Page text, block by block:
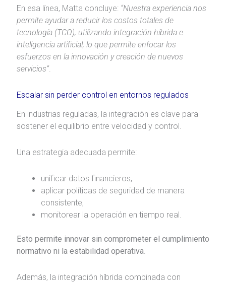
En esa línea, Matta concluye: “Nuestra experiencia nos
permite ayudar a reducir los costos totales de
tecnología (TCO), utilizando integración híbrida e
inteligencia artificial, lo que permite enfocar los
esfuerzos en la innovación y creación de nuevos
servicios”.
Escalar sin perder control en entornos regulados
En industrias reguladas, la integración es clave para
sostener el equilibrio entre velocidad y control.
Una estrategia adecuada permite:
unificar datos financieros,
aplicar políticas de seguridad de manera
consistente,
monitorear la operación en tiempo real.
Esto permite innovar sin comprometer el cumplimiento
normativo ni la estabilidad operativa.
Además, la integración híbrida combinada con